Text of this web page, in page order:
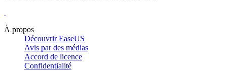
À propos
Découvrir EaseUS
Avis par des médias
Accord de licence
Confidentialité